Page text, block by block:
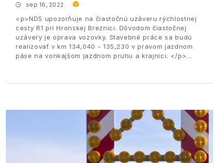
sep 16, 2022
<p>NDS upozorňuje na čiastočnú uzáveru rýchlostnej
cesty R1 pri Hronskej Breznici. Dôvodom čiastočnej
uzávery je oprava vozovky. Stavebné práce sa budú
realizovať v km 134,040 - 135,230 v pravom jazdnom
páse na vonkajšom jazdnom pruhu a krajnici. </p>